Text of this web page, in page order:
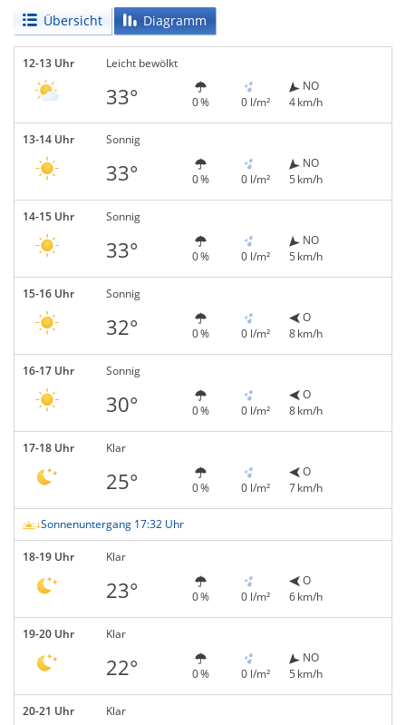
Übersicht Diagramm
12-13 Uhr Leicht bewölkt
33° 0 % 0 l/m²
NO
4 km/h
13-14 Uhr Sonnig
33° 0 % 0 l/m²
NO
5 km/h
14-15 Uhr Sonnig
33° 0 % 0 l/m²
NO
5 km/h
15-16 Uhr Sonnig
32° 0 % 0 l/m²
O
8 km/h
16-17 Uhr Sonnig
30° 0 % 0 l/m²
O
8 km/h
17-18 Uhr Klar
25° 0 % 0 l/m²
O
7 km/h
Sonnenuntergang 17:32 Uhr
18-19 Uhr Klar
23° 0 % 0 l/m²
O
6 km/h
19-20 Uhr Klar
22° 0 % 0 l/m²
NO
5 km/h
20-21 Uhr Klar